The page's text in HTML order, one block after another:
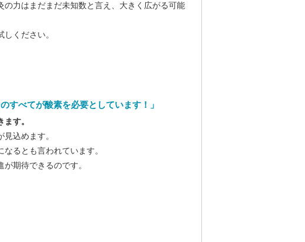
力はまだまだ未知数と言え、大きく広がる可能
ください。
すべてが酸素を必要としています！」
す。
込めます。
るとも言われています。
期待できるのです。